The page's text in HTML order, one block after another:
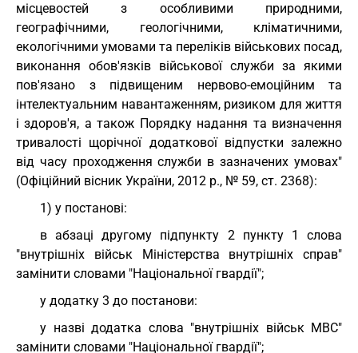
місцевостей з особливими природними,
географічними, геологічними, кліматичними,
екологічними умовами та переліків військових посад,
виконання обов'язків військової служби за якими
пов'язано з підвищеним нервово-емоційним та
інтелектуальним навантаженням, ризиком для життя
і здоров'я, а також Порядку надання та визначення
тривалості щорічної додаткової відпустки залежно
від часу проходження служби в зазначених умовах"
(Офіційний вісник України, 2012 р., № 59, ст. 2368):
1) у постанові:
в абзаці другому підпункту 2 пункту 1 слова
"внутрішніх військ Міністерства внутрішніх справ"
замінити словами "Національної гвардії";
у додатку 3 до постанови:
у назві додатка слова "внутрішніх військ МВС"
замінити словами "Національної гвардії";